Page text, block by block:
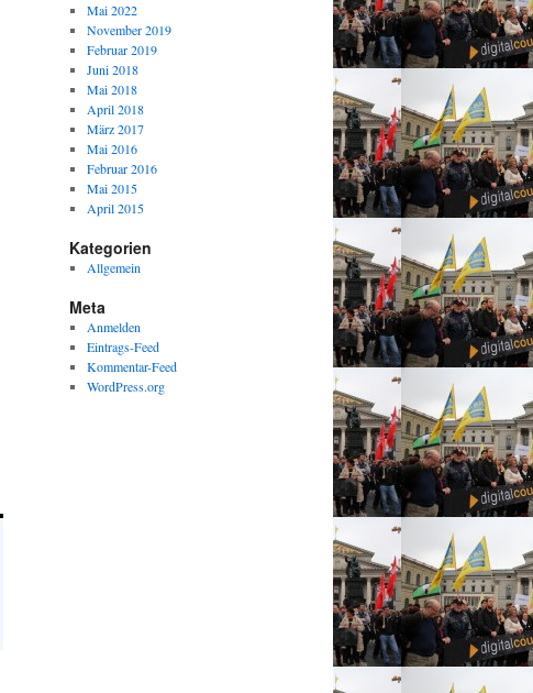
Mai 2022
November 2019
Februar 2019
Juni 2018
Mai 2018
April 2018
März 2017
Mai 2016
Februar 2016
Mai 2015
April 2015
Kategorien
Allgemein
Meta
Anmelden
Eintrags-Feed
Kommentar-Feed
WordPress.org